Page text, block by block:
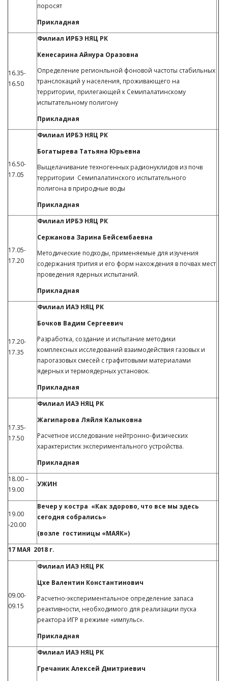
поросят
Прикладная
16.35-
16.50
Филиал ИРБЭ НЯЦ РК
Кенесарина Айнура Оразовна
Определение регионльной фоновой частоты стабильных
транслокаций у населения, проживающего на
территории, прилегающей к Семипалатинскому
испытательному полигону
Прикладная
16.50-
17.05
Филиал ИРБЭ НЯЦ РК
Богатырева Татьяна Юрьевна
Выщелачивание техногенных радионуклидов из почв
территории Семипалатинского испытательного
полигона в природные воды
Прикладная
17.05-
17.20
Филиал ИРБЭ НЯЦ РК
Сержанова Зарина Бейсембаевна
Методические подходы, применяемые для изучения
содержания трития и его форм нахождения в почвах мест
проведения ядерных испытаний.
Прикладная
17.20-
17.35
Филиал ИАЭ НЯЦ РК
Бочков Вадим Сергеевич
Разработка, создание и испытание методики
комплексных исследований взаимодействия газовых и
парогазовых смесей с графитовыми материалами
ядерных и термоядерных установок.
Прикладная
17.35-
17.50
Филиал ИАЭ НЯЦ РК
Жагипарова Ляйля Калыковна
Расчетное исследование нейтронно-физических
характеристик экспериментального устройства.
Прикладная
18.00 –
19.00
УЖИН
19.00
-20.00
Вечер у костра «Как здорово, что все мы здесь
сегодня собрались»
(возле гостиницы «МАЯК»)
17 МАЯ 2018 г.
09.00-
09.15
Филиал ИАЭ НЯЦ РК
Цхе Валентин Константинович
Расчетно-экспериментальное определение запаса
реактивности, необходимого для реализации пуска
реактора ИГР в режиме «импульс».
Прикладная
Филиал ИАЭ НЯЦ РК
Гречаник Алексей Дмитриевич